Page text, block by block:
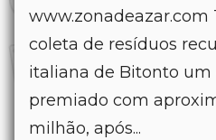
www.zonadeazar.com
coleta de resíduos
italiana de Bitonto
premiado com
milhão, após...